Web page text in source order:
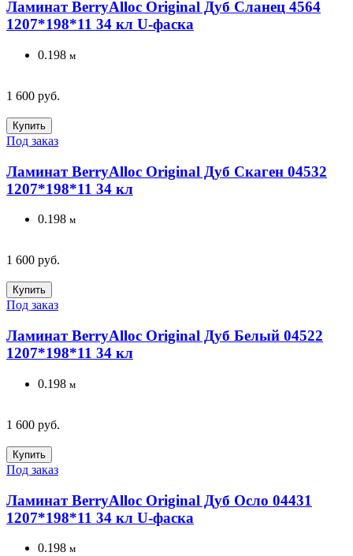
Ламинат BerryAlloc Original Дуб Сланец 4564
1207*198*11 34 кл U-фаска
0.198 м
1 600 руб.
Купить
Под заказ
Ламинат BerryAlloc Original Дуб Скаген 04532
1207*198*11 34 кл
0.198 м
1 600 руб.
Купить
Под заказ
Ламинат BerryAlloc Original Дуб Белый 04522
1207*198*11 34 кл
0.198 м
1 600 руб.
Купить
Под заказ
Ламинат BerryAlloc Original Дуб Осло 04431
1207*198*11 34 кл U-фаска
0.198 м